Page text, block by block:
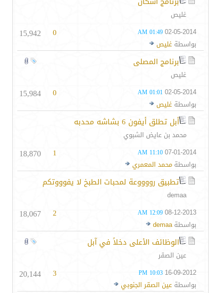
غليص
02-05-2014
01:49 AM
بواسطة غليص
0
15,942
برنامج المصلى
غليص
02-05-2014
01:01 AM
بواسطة غليص
0
15,984
أبل تطلق أيفون 6 بشاشه محدبه
محمد بن عايض الشبوي
07-01-2014
11:10 AM
بواسطة محمد المعمري
1
18,870
تطبيق رووووعة لمحبات الطبخ لا يفوووتكم
demaa
08-12-2013
12:09 AM
بواسطةdemaa
2
18,067
الوظائف الأعلى دخلاً في آبل
عين الصقر
16-09-2012
10:03 PM
بواسطة عين الصقر الجنوبي
3
20,144